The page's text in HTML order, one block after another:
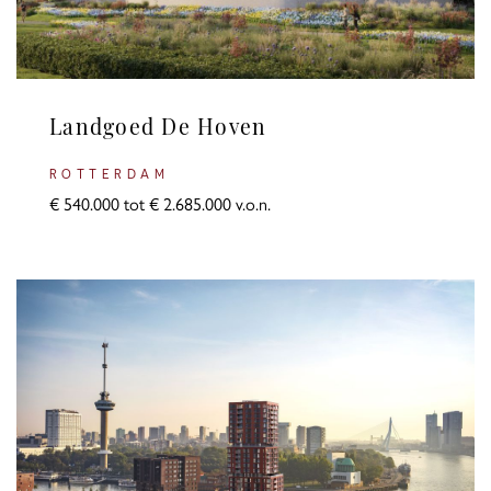
Landgoed De Hoven
ROTTERDAM
€ 540.000 tot € 2.685.000 v.o.n.